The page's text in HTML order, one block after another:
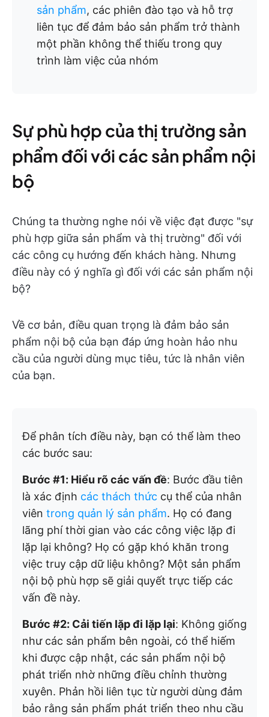
sản phẩm, các phiên đào tạo và hỗ trợ
liên tục để đảm bảo sản phẩm trở thành
một phần không thể thiếu trong quy
trình làm việc của nhóm
Sự phù hợp của thị trường sản
phẩm đối với các sản phẩm nội
bộ
Chúng ta thường nghe nói về việc đạt được "sự
phù hợp giữa sản phẩm và thị trường" đối với
các công cụ hướng đến khách hàng. Nhưng
điều này có ý nghĩa gì đối với các sản phẩm nội
bộ?
Về cơ bản, điều quan trọng là đảm bảo sản
phẩm nội bộ của bạn đáp ứng hoàn hảo nhu
cầu của người dùng mục tiêu, tức là nhân viên
của bạn.
Để phân tích điều này, bạn có thể làm theo
các bước sau:
Bước #1: Hiểu rõ các vấn đề: Bước đầu tiên
là xác định các thách thức cụ thể của nhân
viên trong quản lý sản phẩm. Họ có đang
lãng phí thời gian vào các công việc lặp đi
lặp lại không? Họ có gặp khó khăn trong
việc truy cập dữ liệu không? Một sản phẩm
nội bộ phù hợp sẽ giải quyết trực tiếp các
vấn đề này.
Bước #2: Cải tiến lặp đi lặp lại: Không giống
như các sản phẩm bên ngoài, có thể hiếm
khi được cập nhật, các sản phẩm nội bộ
phát triển nhờ những điều chỉnh thường
xuyên. Phản hồi liên tục từ người dùng đảm
bảo rằng sản phẩm phát triển theo nhu cầu